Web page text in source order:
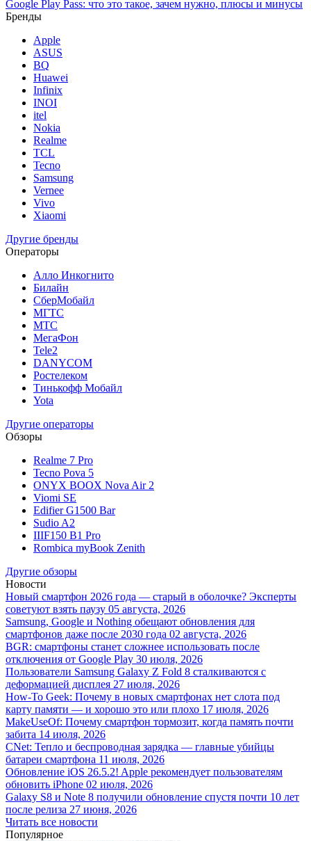
Google Play Pass: что это такое, зачем нужно, плюсы и минусы
Бренды
Apple
ASUS
BQ
Huawei
Infinix
INOI
itel
Nokia
Realme
TCL
Tecno
Samsung
Vernee
Vivo
Xiaomi
Другие бренды
Операторы
Алло Инкогнито
Билайн
СберМобайл
МГТС
МТС
МегаФон
Tele2
DANYCOM
Ростелеком
Тинькофф Мобайл
Yota
Другие операторы
Обзоры
Realme 7 Pro
Tecno Pova 5
ONYX BOOX Nova Air 2
Viomi SE
Edifier G1500 Bar
Sudio A2
IIIF150 B1 Pro
Rombica myBook Zenith
Другие обзоры
Новости
Новый смартфон 2026 года — старый в оболочке? Эксперты
советуют взять паузу 05 августа, 2026
Samsung, Google и Nothing обещают обновления для
смартфонов даже после 2030 года 02 августа, 2026
BGR: смартфоны станет сложнее использовать после
отключения от Google Play 30 июля, 2026
Пользователи Samsung Galaxy Z Fold 8 сталкиваются с
деформацией дисплея 27 июля, 2026
How-To Geek: Почему в новых смартфонах нет слота под
карту памяти — и хорошо это или плохо 17 июля, 2026
MakeUseOf: Почему смартфон тормозит, когда память почти
забита 14 июля, 2026
CNet: Тепло и беспроводная зарядка — главные убийцы
батареи смартфона 11 июля, 2026
Обновление iOS 26.5.2! Apple рекомендует пользователям
обновить iPhone 02 июля, 2026
Galaxy S8 и Note 8 получили обновление спустя почти 10 лет
после релиза 27 июня, 2026
Читать все новости
Популярное